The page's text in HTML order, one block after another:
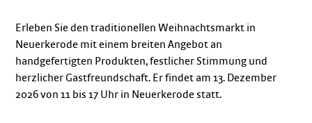
Erleben Sie den traditionellen Weihnachtsmarkt in
Neuerkerode mit einem breiten Angebot an
handgefertigten Produkten, festlicher Stimmung und
herzlicher Gastfreundschaft. Er findet am 13. Dezember
2026 von 11 bis 17 Uhr in Neuerkerode statt.